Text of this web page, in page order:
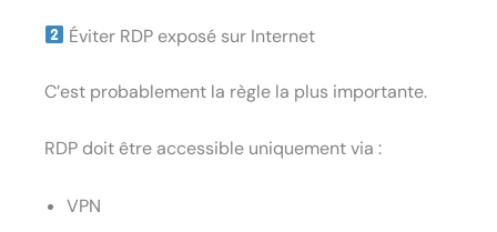
Éviter RDP exposé sur Internet
C’est probablement la règle la plus importante.
RDP doit être accessible uniquement via :
VPN